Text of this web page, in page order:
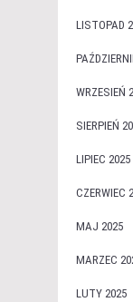
LISTOPAD
WRZESIEŃ
SIERPIEŃ
LIPIEC 2025
CZERWIEC
MAJ 2025
MARZEC
LUTY 2025